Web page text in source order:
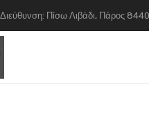
Πίσω Λιβάδι, Πάρος